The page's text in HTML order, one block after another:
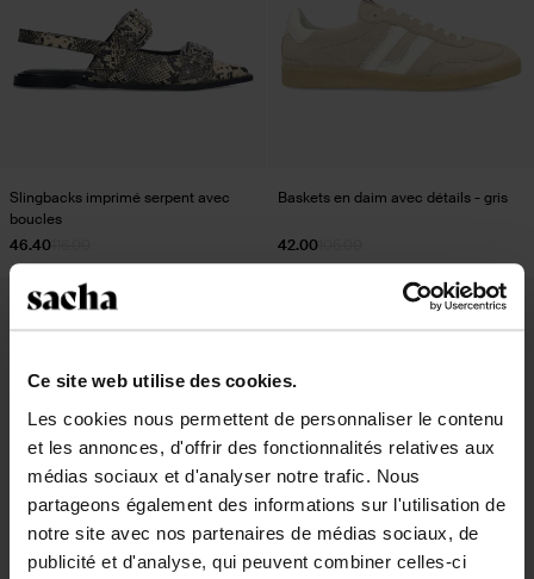
Ce site web utilise des cookies.
Les cookies nous permettent de personnaliser le contenu
et les annonces, d'offrir des fonctionnalités relatives aux
médias sociaux et d'analyser notre trafic. Nous
partageons également des informations sur l'utilisation de
notre site avec nos partenaires de médias sociaux, de
publicité et d'analyse, qui peuvent combiner celles-ci
Slingbacks imprimé serpent avec
boucles
46.40
Baskets en daim avec détails - gris
42.00
- 50%